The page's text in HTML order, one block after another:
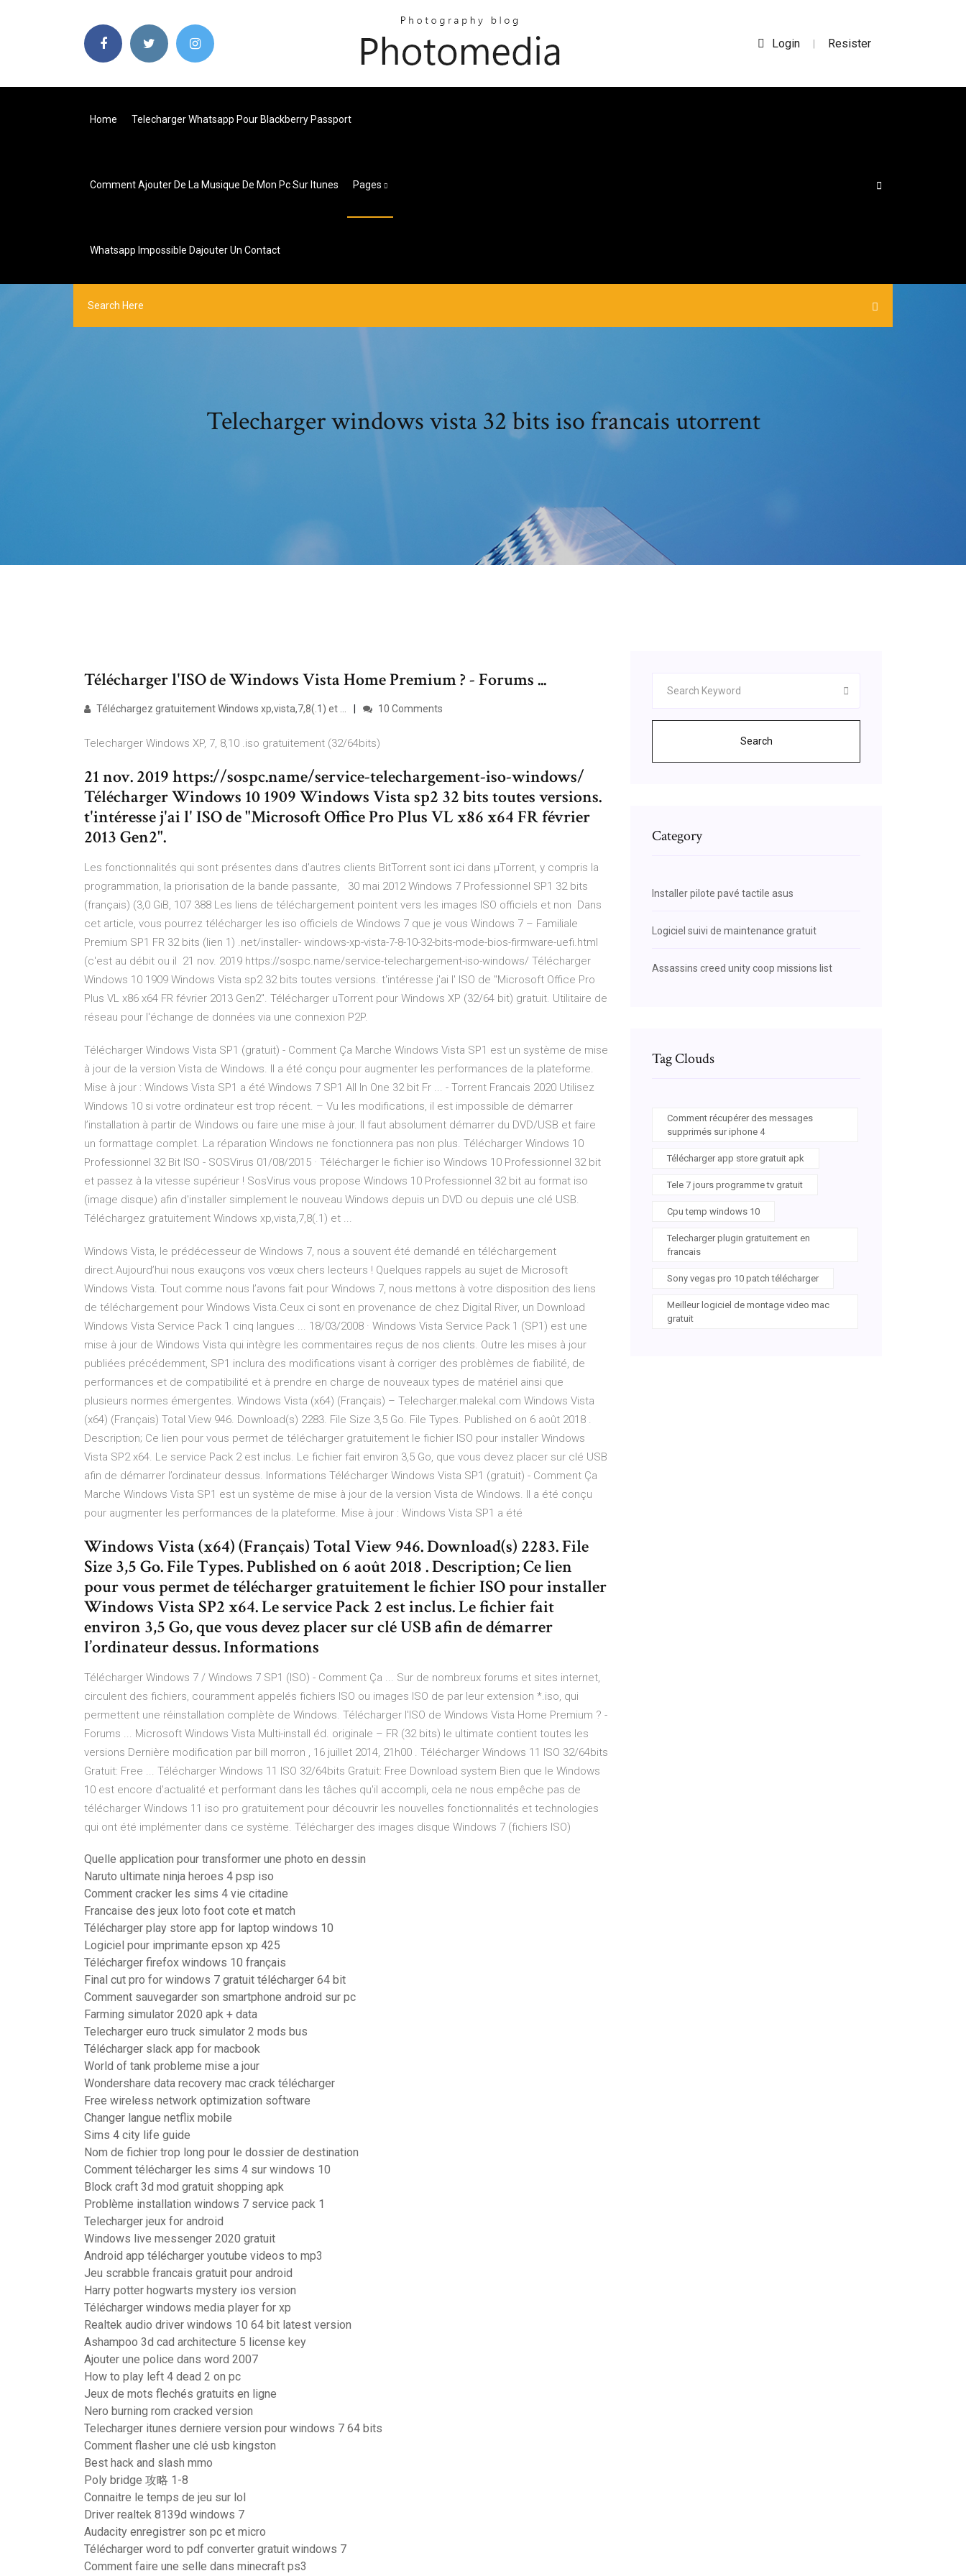
Login | Resister
Home Telecharger Whatsapp Pour Blackberry Passport
Comment Ajouter De La Musique De Mon Pc Sur Itunes Pages
Whatsapp Impossible Dajouter Un Contact
Telecharger windows vista 32 bits iso francais utorrent
Télécharger l'ISO de Windows Vista Home Premium ? - Forums ...
Téléchargez gratuitement Windows xp,vista,7,8(.1) et ... 10 Comments
Telecharger Windows XP, 7, 8,10 .iso gratuitement (32/64bits)
21 nov. 2019 https://sospc.name/service-telechargement-iso-windows/
Télécharger Windows 10 1909 Windows Vista sp2 32 bits toutes versions.
t'intéresse j'ai l' ISO de "Microsoft Office Pro Plus VL x86 x64 FR février
2013 Gen2".
Les fonctionnalités qui sont présentes dans d'autres clients BitTorrent sont ici dans µTorrent, y compris la
programmation, la priorisation de la bande passante, 30 mai 2012 Windows 7 Professionnel SP1 32 bits
(français) (3,0 GiB, 107 388 Les liens de téléchargement pointent vers les images ISO officiels et non Dans
cet article, vous pourrez télécharger les iso officiels de Windows 7 que je vous Windows 7 – Familiale
Premium SP1 FR 32 bits (lien 1) .net/installer- windows-xp-vista-7-8-10-32-bits-mode-bios-firmware-uefi.html
(c'est au débit ou il 21 nov. 2019 https://sospc.name/service-telechargement-iso-windows/ Télécharger
Windows 10 1909 Windows Vista sp2 32 bits toutes versions. t'intéresse j'ai l' ISO de "Microsoft Office Pro
Plus VL x86 x64 FR février 2013 Gen2". Télécharger uTorrent pour Windows XP (32/64 bit) gratuit. Utilitaire de
réseau pour l'échange de données via une connexion P2P.
Télécharger Windows Vista SP1 (gratuit) - Comment Ça Marche Windows Vista SP1 est un système de mise
à jour de la version Vista de Windows. Il a été conçu pour augmenter les performances de la plateforme.
Mise à jour : Windows Vista SP1 a été Windows 7 SP1 All In One 32 bit Fr ... - Torrent Francais 2020 Utilisez
Windows 10 si votre ordinateur est trop récent. – Vu les modifications, il est impossible de démarrer
l’installation à partir de Windows ou faire une mise à jour. Il faut absolument démarrer du DVD/USB et faire
un formattage complet. La réparation Windows ne fonctionnera pas non plus. Télécharger Windows 10
Professionnel 32 Bit ISO - SOSVirus 01/08/2015 · Télécharger le fichier iso Windows 10 Professionnel 32 bit
et passez à la vitesse supérieur ! SosVirus vous propose Windows 10 Professionnel 32 bit au format iso
(image disque) afin d'installer simplement le nouveau Windows depuis un DVD ou depuis une clé USB.
Téléchargez gratuitement Windows xp,vista,7,8(.1) et ...
Windows Vista, le prédécesseur de Windows 7, nous a souvent été demandé en téléchargement
direct.Aujourd’hui nous exauçons vos vœux chers lecteurs ! Quelques rappels au sujet de Microsoft
Windows Vista. Tout comme nous l’avons fait pour Windows 7, nous mettons à votre disposition des liens
de téléchargement pour Windows Vista.Ceux ci sont en provenance de chez Digital River, un Download
Windows Vista Service Pack 1 cinq langues ... 18/03/2008 · Windows Vista Service Pack 1 (SP1) est une
mise à jour de Windows Vista qui intègre les commentaires reçus de nos clients. Outre les mises à jour
publiées précédemment, SP1 inclura des modifications visant à corriger des problèmes de fiabilité, de
performances et de compatibilité et à prendre en charge de nouveaux types de matériel ainsi que
plusieurs normes émergentes. Windows Vista (x64) (Français) – Telecharger.malekal.com Windows Vista
(x64) (Français) Total View 946. Download(s) 2283. File Size 3,5 Go. File Types. Published on 6 août 2018 .
Description; Ce lien pour vous permet de télécharger gratuitement le fichier ISO pour installer Windows
Vista SP2 x64. Le service Pack 2 est inclus. Le fichier fait environ 3,5 Go, que vous devez placer sur clé USB
afin de démarrer l’ordinateur dessus. Informations Télécharger Windows Vista SP1 (gratuit) - Comment Ça
Marche Windows Vista SP1 est un système de mise à jour de la version Vista de Windows. Il a été conçu
pour augmenter les performances de la plateforme. Mise à jour : Windows Vista SP1 a été
Windows Vista (x64) (Français) Total View 946. Download(s) 2283. File
Size 3,5 Go. File Types. Published on 6 août 2018 . Description; Ce lien
pour vous permet de télécharger gratuitement le fichier ISO pour installer
Windows Vista SP2 x64. Le service Pack 2 est inclus. Le fichier fait
environ 3,5 Go, que vous devez placer sur clé USB afin de démarrer
l’ordinateur dessus. Informations
Télécharger Windows 7 / Windows 7 SP1 (ISO) - Comment Ça ... Sur de nombreux forums et sites internet,
circulent des fichiers, couramment appelés fichiers ISO ou images ISO de par leur extension *.iso, qui
permettent une réinstallation complète de Windows. Télécharger l'ISO de Windows Vista Home Premium ? -
Forums ... Microsoft Windows Vista Multi-install éd. originale – FR (32 bits) le ultimate contient toutes les
versions Dernière modification par bill morron , 16 juillet 2014, 21h00 . Télécharger Windows 11 ISO 32/64bits
Gratuit: Free ... Télécharger Windows 11 ISO 32/64bits Gratuit: Free Download system Bien que le Windows
10 est encore d'actualité et performant dans les tâches qu'il accompli, cela ne nous empêche pas de
télécharger Windows 11 iso pro gratuitement pour découvrir les nouvelles fonctionnalités et technologies
qui ont été implémenter dans ce système. Télécharger des images disque Windows 7 (fichiers ISO)
Quelle application pour transformer une photo en dessin
Naruto ultimate ninja heroes 4 psp iso
Comment cracker les sims 4 vie citadine
Francaise des jeux loto foot cote et match
Télécharger play store app for laptop windows 10
Logiciel pour imprimante epson xp 425
Télécharger firefox windows 10 français
Final cut pro for windows 7 gratuit télécharger 64 bit
Comment sauvegarder son smartphone android sur pc
Farming simulator 2020 apk + data
Telecharger euro truck simulator 2 mods bus
Télécharger slack app for macbook
World of tank probleme mise a jour
Wondershare data recovery mac crack télécharger
Free wireless network optimization software
Changer langue netflix mobile
Sims 4 city life guide
Nom de fichier trop long pour le dossier de destination
Comment télécharger les sims 4 sur windows 10
Block craft 3d mod gratuit shopping apk
Problème installation windows 7 service pack 1
Telecharger jeux for android
Windows live messenger 2020 gratuit
Android app télécharger youtube videos to mp3
Jeu scrabble francais gratuit pour android
Harry potter hogwarts mystery ios version
Télécharger windows media player for xp
Realtek audio driver windows 10 64 bit latest version
Ashampoo 3d cad architecture 5 license key
Ajouter une police dans word 2007
How to play left 4 dead 2 on pc
Jeux de mots flechés gratuits en ligne
Nero burning rom cracked version
Telecharger itunes derniere version pour windows 7 64 bits
Comment flasher une clé usb kingston
Best hack and slash mmo
Poly bridge 攻略 1-8
Connaitre le temps de jeu sur lol
Driver realtek 8139d windows 7
Audacity enregistrer son pc et micro
Télécharger word to pdf converter gratuit windows 7
Comment faire une selle dans minecraft ps3
Search
Category
Installer pilote pavé tactile asus
Logiciel suivi de maintenance gratuit
Assassins creed unity coop missions list
Tag Clouds
Comment récupérer des messages
supprimés sur iphone 4
Télécharger app store gratuit apk
Tele 7 jours programme tv gratuit
Cpu temp windows 10
Telecharger plugin gratuitement en
francais
Sony vegas pro 10 patch télécharger
Meilleur logiciel de montage video mac
gratuit